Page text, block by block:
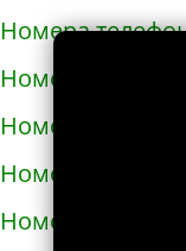
Номера
Номера
Номера
Номера
Номера